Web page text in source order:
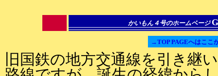
かいもん４号のホームページ
→TOP PAGEへはここ
旧国鉄の地方交通線を引き継